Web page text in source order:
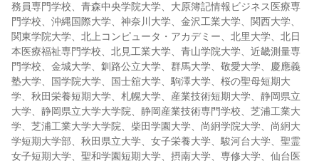
務員専門学校、青森中央学院大学、大原簿記情報ビジネス医療専
門学校、沖縄国際大学、神奈川大学、金沢工業大学、関西大学、
関東学院大学、北上コンピュータ・アカデミー、北里大学、北日
本医療福祉専門学校、北見工業大学、青山学院大学、近畿測量専
門学校、金城大学、釧路公立大学、群馬大学、敬愛大学、慶應義
塾大学、国学院大学、国士舘大学、駒澤大学、桜の聖母短期大
学、秋田栄養短期大学、札幌大学、産業技術短期大学、静岡県立
大学、静岡県立大学大学院、静岡産業技術専門学校、芝浦工業大
学、芝浦工業大学大学院、柴田学園大学、尚絅学院大学、尚絅大
学短期大学部、秋田県立大学、女子栄養大学、駿河台大学、聖霊
女子短期大学、聖和学園短期大学、摂南大学、専修大学、仙台医